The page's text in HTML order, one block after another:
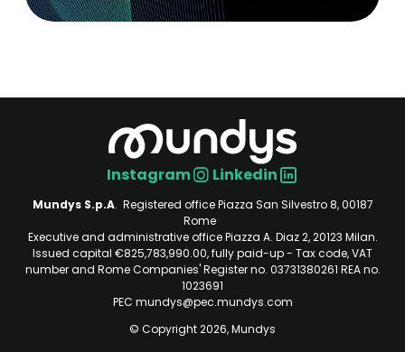
Social
Instagram Linkedin
Mundys S.p.A. Registered office Piazza San Silvestro 8, 00187
Rome
Executive and administrative office Piazza A. Diaz 2, 20123 Milan.
Issued capital €825,783,990.00, fully paid-up - Tax code, VAT
number and Rome Companies' Register no. 03731380261 REA no.
1023691
PEC mundys@pec.mundys.com
© Copyright 2026, Mundys